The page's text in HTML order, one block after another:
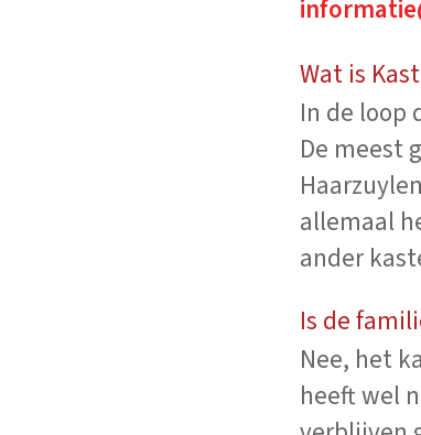
Wat is
In de loop
De meest
allemaal
ander
Is de
Nee, het
heeft wel